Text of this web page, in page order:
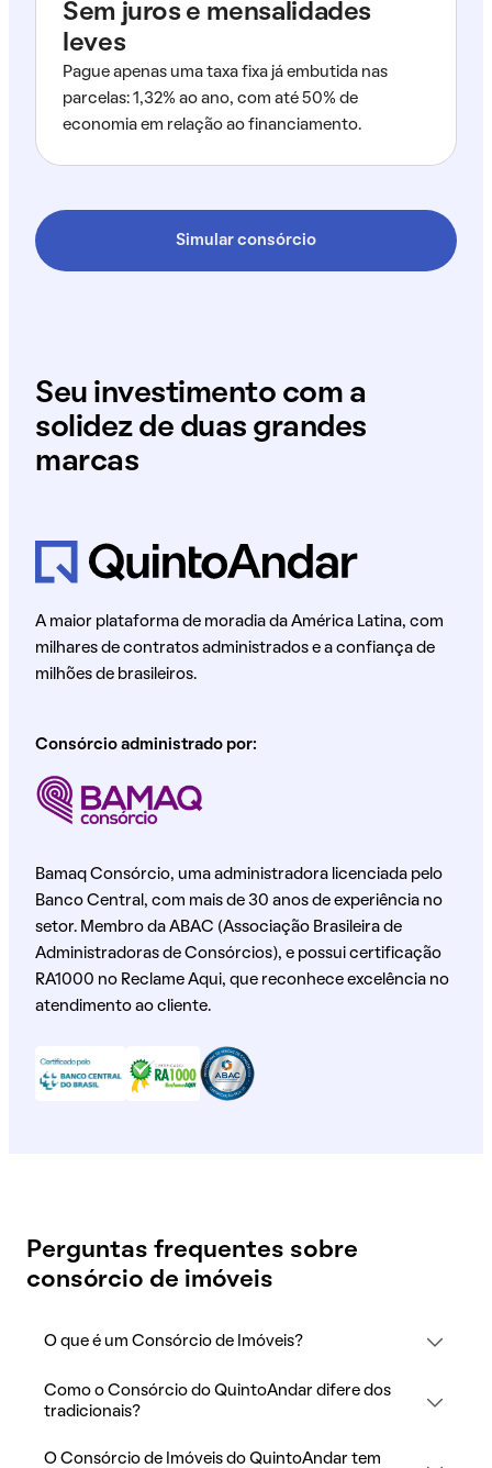
Sem juros e mensalidades
leves
Pague apenas uma taxa fixa já embutida nas
parcelas: 1,32% ao ano, com até 50% de
economia em relação ao financiamento.
Simular consórcio
Seu investimento com a
solidez de duas grandes
marcas
A maior plataforma de moradia da América Latina, com
milhares de contratos administrados e a confiança de
milhões de brasileiros.
Consórcio administrado por:
Bamaq Consórcio, uma administradora licenciada pelo
Banco Central, com mais de 30 anos de experiência no
setor. Membro da ABAC (Associação Brasileira de
Administradoras de Consórcios), e possui certificação
RA1000 no Reclame Aqui, que reconhece excelência no
atendimento ao cliente.
Perguntas frequentes sobre
consórcio de imóveis
O que é um Consórcio de Imóveis?
Como o Consórcio do QuintoAndar difere dos
tradicionais?
O Consórcio de Imóveis do QuintoAndar tem